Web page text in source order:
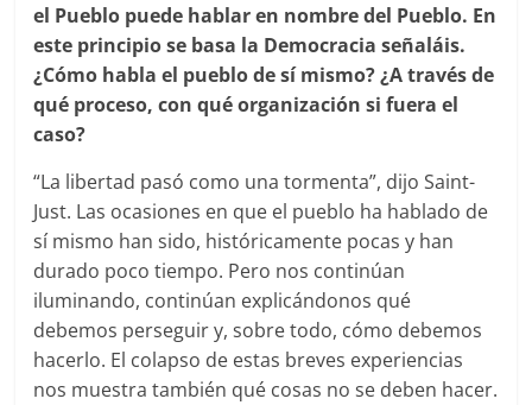
el Pueblo puede hablar en nombre del Pueblo. En
este principio se basa la Democracia señaláis.
¿Cómo habla el pueblo de sí mismo? ¿A través de
qué proceso, con qué organización si fuera el
caso?
“La libertad pasó como una tormenta”, dijo Saint-
Just. Las ocasiones en que el pueblo ha hablado de
sí mismo han sido, históricamente pocas y han
durado poco tiempo. Pero nos continúan
iluminando, continúan explicándonos qué
debemos perseguir y, sobre todo, cómo debemos
hacerlo. El colapso de estas breves experiencias
nos muestra también qué cosas no se deben hacer.